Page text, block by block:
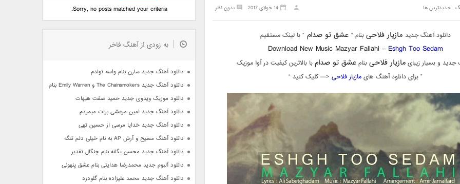
,جدیدترین ها بدون نظر 14 جولای 2017
دانلود آهنگ جدید مازیار فلاحیبنام “ عشق تو صدام” با لینک مستقیم
Download New Music Mazyar Fallahi – Eshgh Too Sedam
جدید و بسیار زیبایمازیار فلاحیبنامعشق تو صدامبا بالاترین کیفیت در آوا موزیک
” برای دانلود آهنگ هایمازیار فلاحی <— کلیک کنید “
Sorry, no posts matched your criteria.
به زودی از آهنگ فاخر
دانلود آهنگ جدید سارن بنام واسه تولدم
دانلود آهنگ جدید The Chainsmokers و Emily Warren بنام Side Effects
دانلود موزیک ویدوی جدید حمید صفت هیهات
دانلود آهنگ جدید امین مرعشی برات میمردم
دانلود آهنگ جدید خدایا مرسی از حسین تهی
دانلود آهنگ مسیح و آرش AP به نام خیلی دلم تنگه
دانلود آهنگ جدید محسن یگانه بنام چنگال تقدیر
دانلود آلبوم جدید محمدرضا هدایتی بنام عشق پنهونی
دانلود آهنگ جدید محمد علیزاده بنام گلودرد